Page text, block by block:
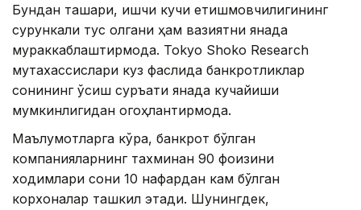
Бундан ташқари, ишчи кучи етишмовчилигининг
сурункали тус олгани ҳам вазиятни янада
мураккаблаштирмоқда. Tokyo Shoko Research
мутахассислари куз фаслида банкротликлар
сонининг ўсиш суръати янада кучайиши
мумкинлигидан огоҳлантирмоқда.
Маълумотларга кўра, банкрот бўлган
компанияларнинг тахминан 90 фоизини
ходимлари сони 10 нафардан кам бўлган
корхоналар ташкил этади. Шунингдек,